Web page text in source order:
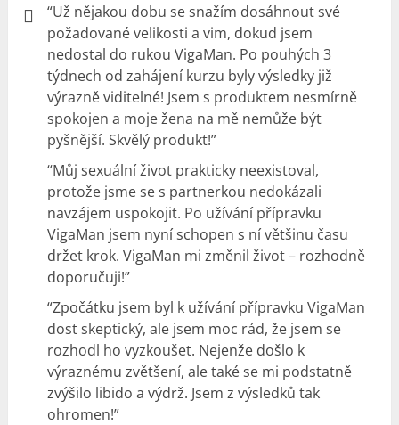
“Už nějakou dobu se snažím dosáhnout své
požadované velikosti a vim, dokud jsem
nedostal do rukou VigaMan. Po pouhých 3
týdnech od zahájení kurzu byly výsledky již
výrazně viditelné! Jsem s produktem nesmírně
spokojen a moje žena na mě nemůže být
pyšnější. Skvělý produkt!”
“Můj sexuální život prakticky neexistoval,
protože jsme se s partnerkou nedokázali
navzájem uspokojit. Po užívání přípravku
VigaMan jsem nyní schopen s ní většinu času
držet krok. VigaMan mi změnil život – rozhodně
doporučuji!”
“Zpočátku jsem byl k užívání přípravku VigaMan
dost skeptický, ale jsem moc rád, že jsem se
rozhodl ho vyzkoušet. Nejenže došlo k
výraznému zvětšení, ale také se mi podstatně
zvýšilo libido a výdrž. Jsem z výsledků tak
ohromen!”